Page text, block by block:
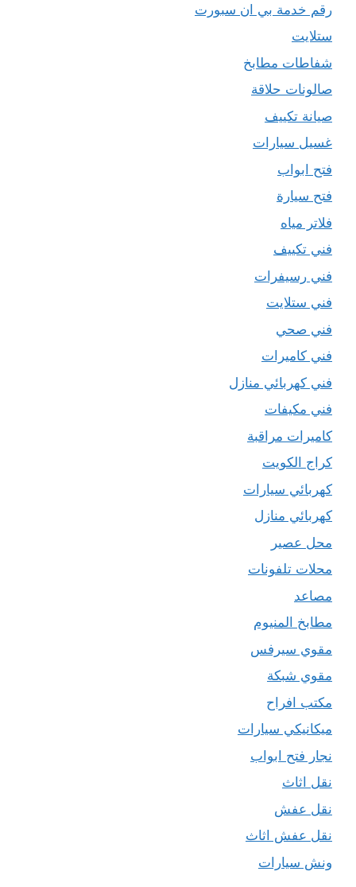
رقم خدمة بي ان سبورت
ستلايت
شفاطات مطابخ
صالونات حلاقة
صيانة تكييف
غسيل سيارات
فتح ابواب
فتح سيارة
فلاتر مياه
فني تكييف
فني رسيفرات
فني ستلايت
فني صحي
فني كاميرات
فني كهربائي منازل
فني مكيفات
كاميرات مراقبة
كراج الكويت
كهربائي سيارات
كهربائي منازل
محل عصير
محلات تلفونات
مصاعد
مطابخ المنيوم
مقوي سيرفس
مقوي شبكة
مكتب افراح
ميكانيكي سيارات
نجار فتح ابواب
نقل اثاث
نقل عفش
نقل عفش اثاث
ونش سيارات